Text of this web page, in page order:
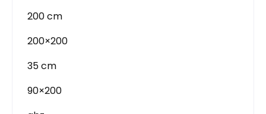
200 cm
200×200
35 cm
90×200